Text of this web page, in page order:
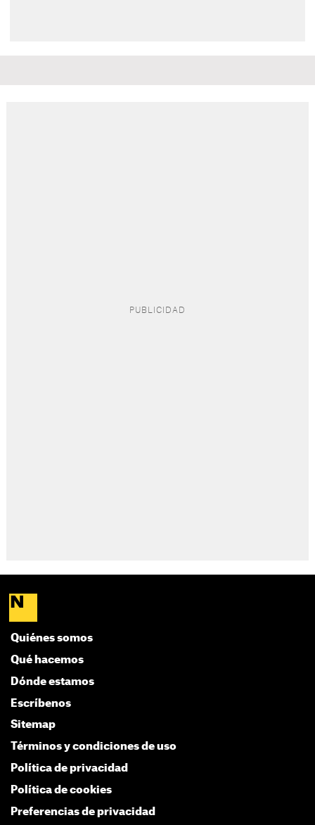
Quiénes somos
Qué hacemos
Dónde estamos
Escríbenos
Sitemap
Términos y condiciones de uso
Política de privacidad
Política de cookies
Preferencias de privacidad